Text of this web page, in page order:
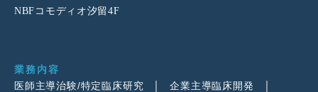
NBFコモディオ汐留4F
業務内容
医師主導治験/特定臨床研究
企業主導臨床開発